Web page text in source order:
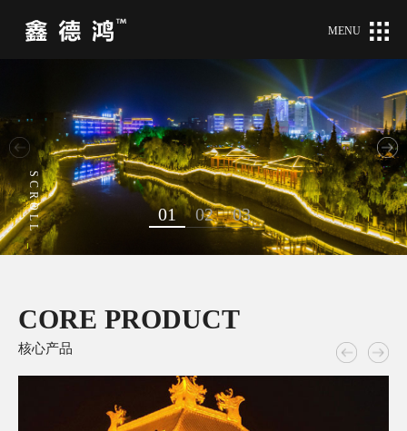
MENU
01 02 03
SCROLL
CORE PRODUCT
核心产品